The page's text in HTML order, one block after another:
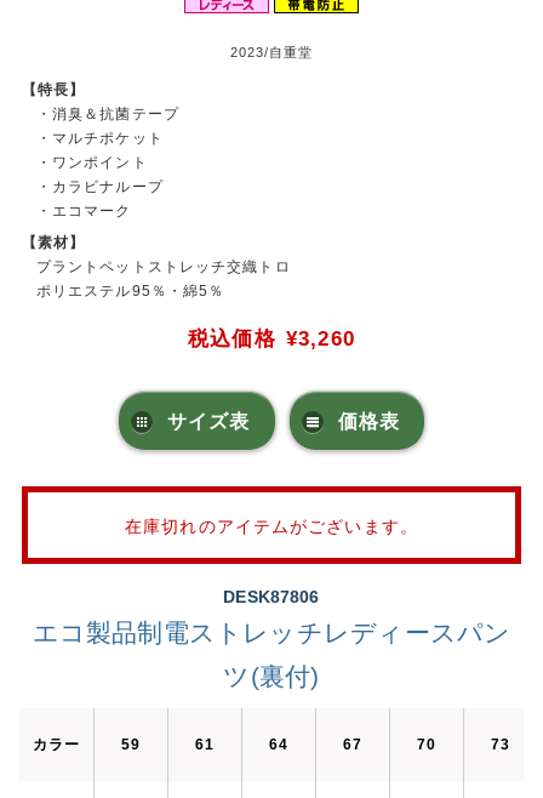
2023/自重堂
【特長】
・消臭＆抗菌テープ
・マルチポケット
・ワンポイント
・カラビナループ
・エコマーク
【素材】
プラントペットストレッチ交織トロ
ポリエステル95％・綿5％
税込価格 ¥3,260
サイズ表 価格表
在庫切れのアイテムがございます。
DESK87806
エコ製品制電ストレッチレディースパン
ツ(裏付)
カラー 59 61 64 67 70 73